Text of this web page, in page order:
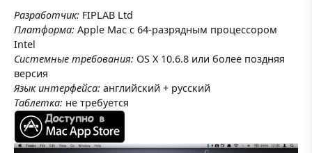
Разработчик: FIPLAB Ltd
Платформа: Apple Mac с 64-разрядным процессором
Intel
Системные требования: OS X 10.6.8 или более поздняя
версия
Язык интерфейса: английский + русский
Таблетка: не требуется